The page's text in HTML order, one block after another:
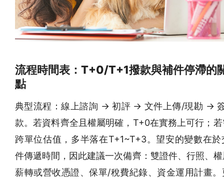
流程時間表：T+0/T+1撥款與補件停滯的
點
典型流程：線上諮詢 → 初評 → 文件上傳/現勘 →
款。若資料齊全且權屬明確，T+0在實務上可行；
跨單位估值，多半落在T+1~T+3。望安的變數在於
件傳遞時間，因此建議一次備齊：雙證件、行照、
薪轉或營收憑證、保單/稅費紀錄、資金運用計畫。